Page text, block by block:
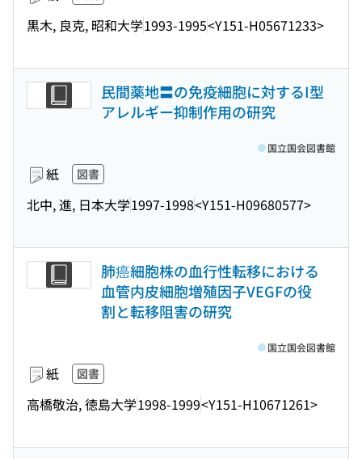
黒木, 良克, 昭和大学1993-1995<Y151-H05671233>
民間薬地〓の免疫細胞に対するI型
アレルギー抑制作用の研究
紙 図書
北中, 進, 日本大学1997-1998<Y151-H09680577>
国立国会図書館
肺癌細胞株の血行性転移における
血管内皮細胞増殖因子VEGFの役
割と転移阻害の研究
紙 図書
高橋敬治, 徳島大学1998-1999<Y151-H10671261>
国立国会図書館